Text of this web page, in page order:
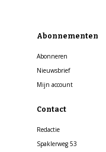
Abonnementen
Abonneren
Nieuwsbrief
Mijn account
Contact
Redactie
Spaklerweg 53